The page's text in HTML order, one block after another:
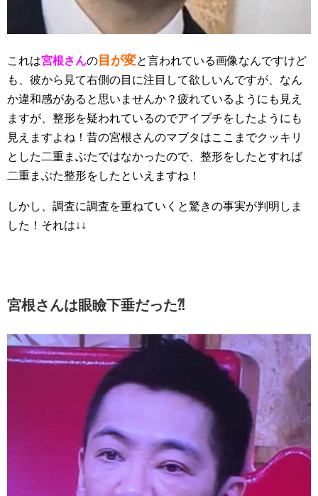
これは宮根さんの 目が変と言われている画像なんですけど
も、彼から見て右側の目に注目して欲しいんですが、なん
か違和感があると思いませんか？疲れているようにも見え
ますが、整形を疑われているのでアイプチをしたようにも
見えますよね！昔の宮根さんのマブタはここまでクッキリ
とした二重まぶたではなかったので、整形をしたとすれば
二重まぶた整形をしたといえますね！
しかし、調査に調査を重ねていくと驚きの事実が判明しま
した！それは↓↓
宮根さんは眼瞼下垂だった⁈